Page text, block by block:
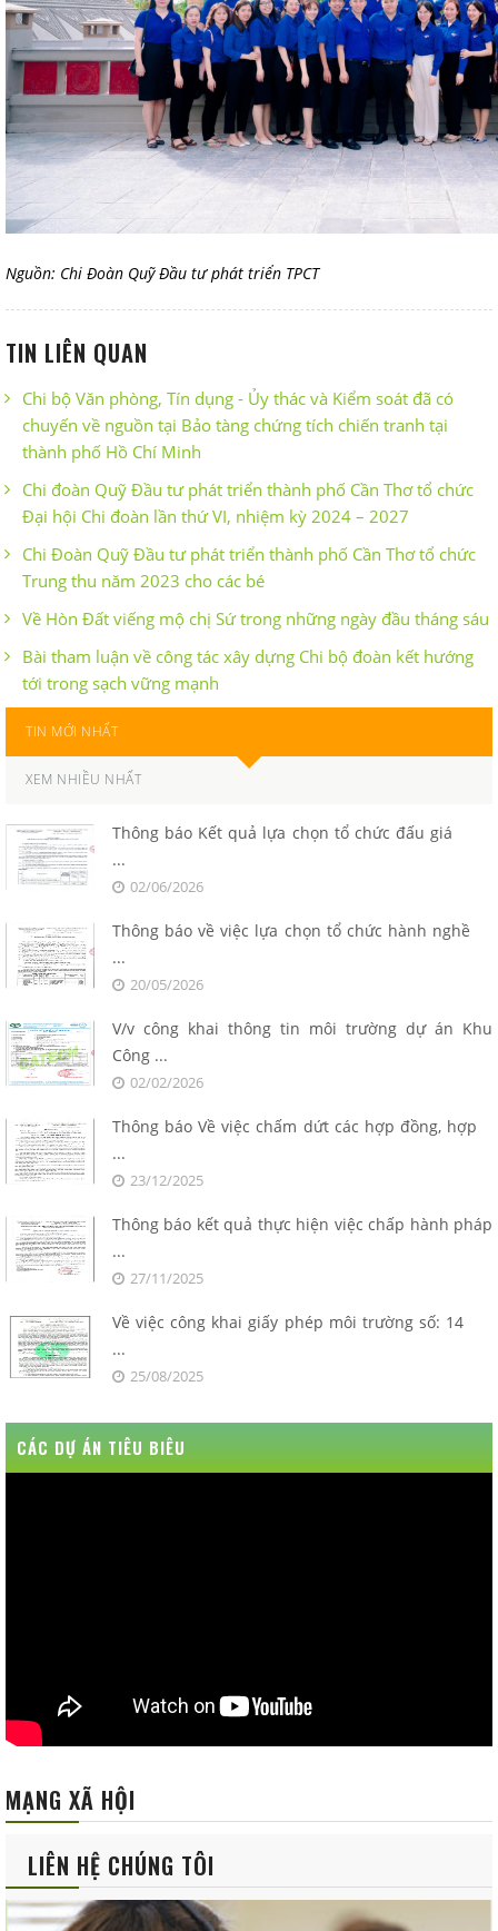
Nguồn: Chi Đoàn Quỹ Đầu tư phát triển TPCT
TIN LIÊN QUAN
Chi bộ Văn phòng, Tín dụng - Ủy thác và Kiểm soát đã có
chuyến về nguồn tại Bảo tàng chứng tích chiến tranh tại
thành phố Hồ Chí Minh
Chi đoàn Quỹ Đầu tư phát triển thành phố Cần Thơ tổ chức
Đại hội Chi đoàn lần thứ VI, nhiệm kỳ 2024 – 2027
Chi Đoàn Quỹ Đầu tư phát triển thành phố Cần Thơ tổ chức
Trung thu năm 2023 cho các bé
Về Hòn Đất viếng mộ chị Sứ trong những ngày đầu tháng sáu
Bài tham luận về công tác xây dựng Chi bộ đoàn kết hướng
tới trong sạch vững mạnh
TIN MỚI NHẤT
XEM NHIỀU NHẤT
Thông báo Kết quả lựa chọn tổ chức đấu giá
...
02/06/2026
Thông báo về việc lựa chọn tổ chức hành nghề
...
20/05/2026
V/v công khai thông tin môi trường dự án Khu
Công ...
02/02/2026
Thông báo Về việc chấm dứt các hợp đồng, hợp
...
23/12/2025
Thông báo kết quả thực hiện việc chấp hành pháp
...
27/11/2025
Về việc công khai giấy phép môi trường số: 14
...
25/08/2025
CÁC DỰ ÁN TIÊU BIÊU
MẠNG XÃ HỘI
LIÊN HỆ CHÚNG TÔI